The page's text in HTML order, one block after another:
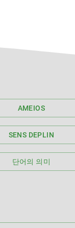
AMEIOS
SENS DEPLIN
단어의 의미